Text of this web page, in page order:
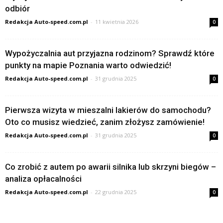
odbiór
Redakcja Auto-speed.com.pl - 11 kwietnia 2026 0
Wypożyczalnia aut przyjazna rodzinom? Sprawdź które
punkty na mapie Poznania warto odwiedzić!
Redakcja Auto-speed.com.pl - 31 grudnia 2025 0
Pierwsza wizyta w mieszalni lakierów do samochodu?
Oto co musisz wiedzieć, zanim złożysz zamówienie!
Redakcja Auto-speed.com.pl - 31 grudnia 2025 0
Co zrobić z autem po awarii silnika lub skrzyni biegów –
analiza opłacalności
Redakcja Auto-speed.com.pl - 22 grudnia 2025 0